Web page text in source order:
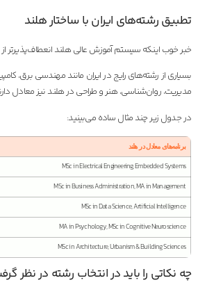
تطبیق رشته‌های ایران با ساختار هلند
خبر خوب اینکه سیستم آموزش عالی هلند انعطاف‌پذیرتر
بسیاری از رشته‌های رایج در ایران مانند مهندسی برق،
مدیریت، روان‌شناسی، هنر و طراحی در هلند نیز معادل
در جدول زیر چند مثال ساده می‌بینید:
برنامه‌های معادل در هلند
MSc in Electrical Engineering, Embedded Systems
MSc in Business Administration, MA in Management
MSc in Data Science, Artificial Intelligence
MA in Psychology, MSc in Cognitive Neuroscience
MSc in Architecture, Urbanism & Building Sciences
چه نکاتی را باید در انتخاب رشته در نظر